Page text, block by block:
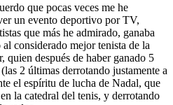
que pocas veces me he
un evento deportivo por TV,
que más he admirado, ganaba
considerado mejor tenista de la
quien después de haber ganado 5
2 últimas derrotando justamente a
el espíritu de lucha de Nadal, que
la catedral del tenis, y derrotando